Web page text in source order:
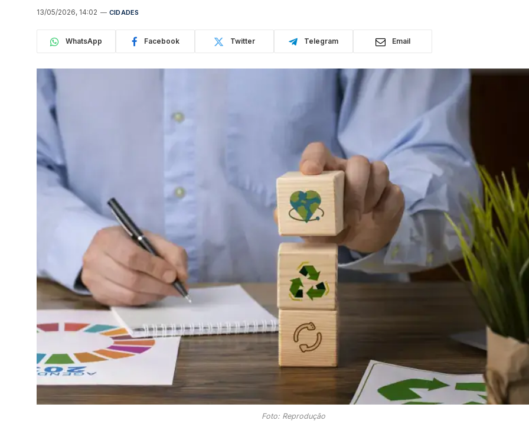
13/05/2026, 14:02 CIDADES
WhatsApp Facebook Twitter Telegram Email
Foto: Reprodução